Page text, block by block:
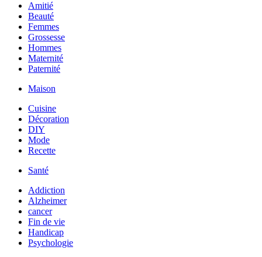
Amitié
Beauté
Femmes
Grossesse
Hommes
Maternité
Paternité
Maison
Cuisine
Décoration
DIY
Mode
Recette
Santé
Addiction
Alzheimer
cancer
Fin de vie
Handicap
Psychologie